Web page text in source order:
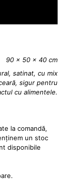
90 × 50 × 40 cm
satinat, cu mix
sigur pentru
cu alimentele.
la comandă,
un stoc
disponibile